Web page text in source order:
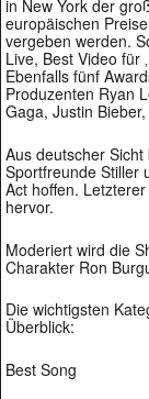
in New York der
europäischen
vergeben werden.
Live, Best Video für
Ebenfalls fünf
Produzenten Ryan
Gaga, Justin
Aus deutscher
Sportfreunde Stiller
Act hoffen.
hervor.
Moderiert wird die
Charakter Ron
Die wichtigsten
Überblick:
Best Song